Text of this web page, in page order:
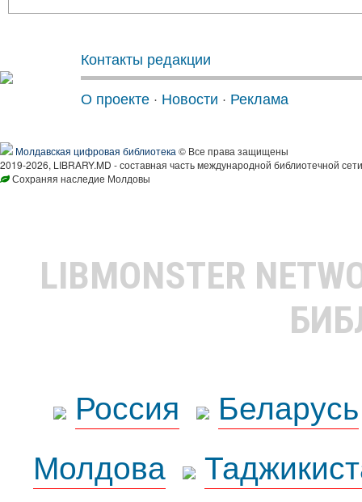
Контакты редакции
О проекте · Новости · Реклама
Молдавская цифровая библиотека © Все права защищены
2019-2026, LIBRARY.MD - составная часть международной библиотечной
Сохраняя наследие Молдовы
LIBMONSTER
Россия
Беларусь
Молдова